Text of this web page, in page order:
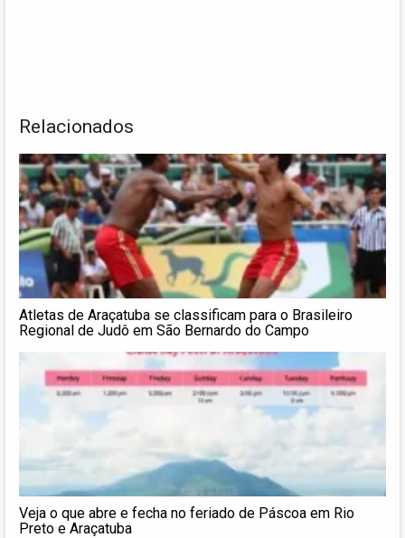
Relacionados
Atletas de Araçatuba se classificam para o Brasileiro
Regional de Judô em São Bernardo do Campo
Veja o que abre e fecha no feriado de Páscoa em Rio
Preto e Araçatuba